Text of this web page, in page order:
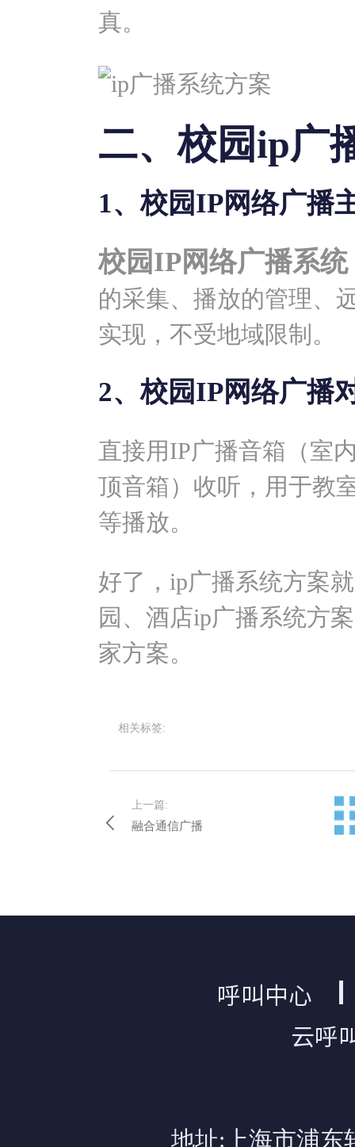
真。
二、校园ip广
1、校园IP网络广播
校园IP网络广播系统
的采集、播放的管理、
实现，不受地域限制。
2、校园IP网络广播
直接用IP广播音箱（室
顶音箱）收听，用于教
等播放。
好了，ip广播系统方案
园、酒店ip广播系统方
家方案。
相关标签:
上一篇:
融合通信广播
呼叫中心
云呼
地址:上海市浦东